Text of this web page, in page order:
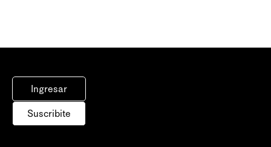
Ingresar
Suscribite